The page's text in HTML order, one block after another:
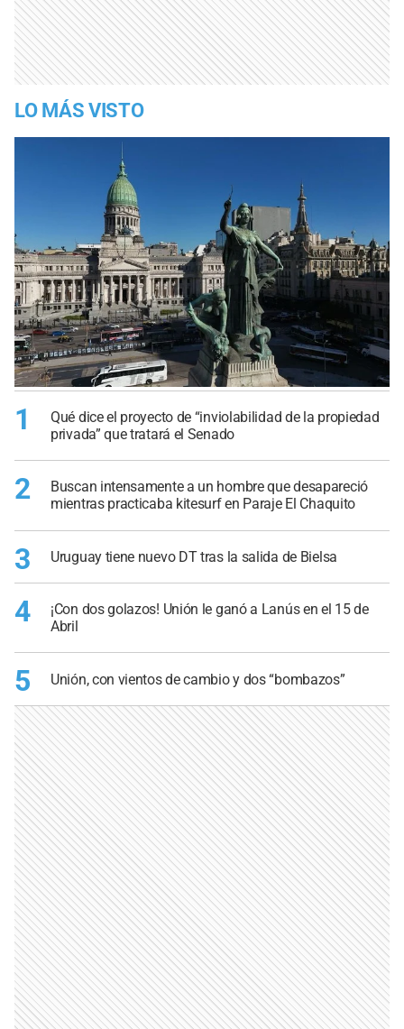
LO MÁS VISTO
1
Qué dice el proyecto de “inviolabilidad de la propiedad
privada” que tratará el Senado
2
Buscan intensamente a un hombre que desapareció
mientras practicaba kitesurf en Paraje El Chaquito
3 Uruguay tiene nuevo DT tras la salida de Bielsa
4
¡Con dos golazos! Unión le ganó a Lanús en el 15 de
Abril
5 Unión, con vientos de cambio y dos “bombazos”